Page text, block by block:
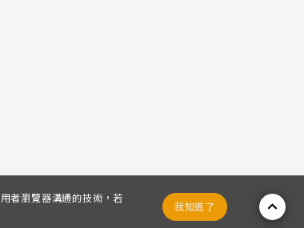
者瀏覽器溝通的技術，若
我知道了